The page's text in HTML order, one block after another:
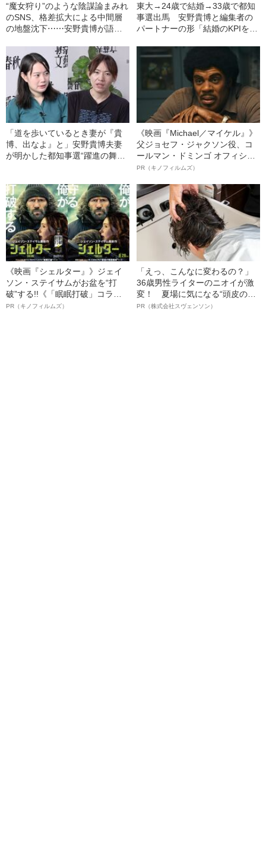
“魔女狩り”のような陰謀論まみれ
のSNS、格差拡大による中間層
の地盤沈下⋯⋯安野貴博が語る
は再建できるのか？」
東大→24歳で結婚→33歳で都知
事選出馬 安野貴博と編集者の
パートナーの形「結婚のKPIを設
「道を歩いているとき妻が『貴
博、出なよ』と」安野貴博夫妻
が明かした都知事選“躍進の舞台
《映画『Michael／マイケル』》
父ジョセフ・ジャクソン役、コ
ールマン・ドミンゴ オフィシャ
ルインタビュー“観客を魅了した
語る”《日本興収70億円突破》
PR（キノフィルムズ）
《映画『シェルター』》ジェイ
ソン・ステイサムがお盆を“打
破”する!!《「眠眠打破」コラ
ボ》
PR（キノフィルムズ）
「えっ、こんなに変わるの？」
36歳男性ライターのニオイが激
変！ 夏場に気になる“頭皮のニ
オイ”や“ベタつき”を解消す
PR（株式会社スヴェンソン）